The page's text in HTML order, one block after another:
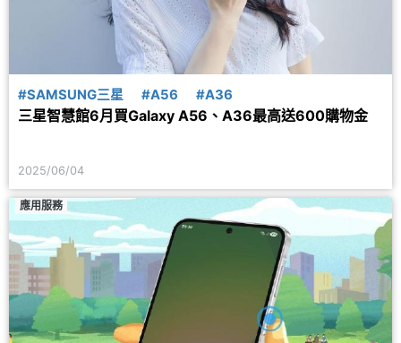
#SAMSUNG三星 #A56 #A36
三星智慧館6月買Galaxy A56、A36最高送600購物金
2025/06/04
應用服務